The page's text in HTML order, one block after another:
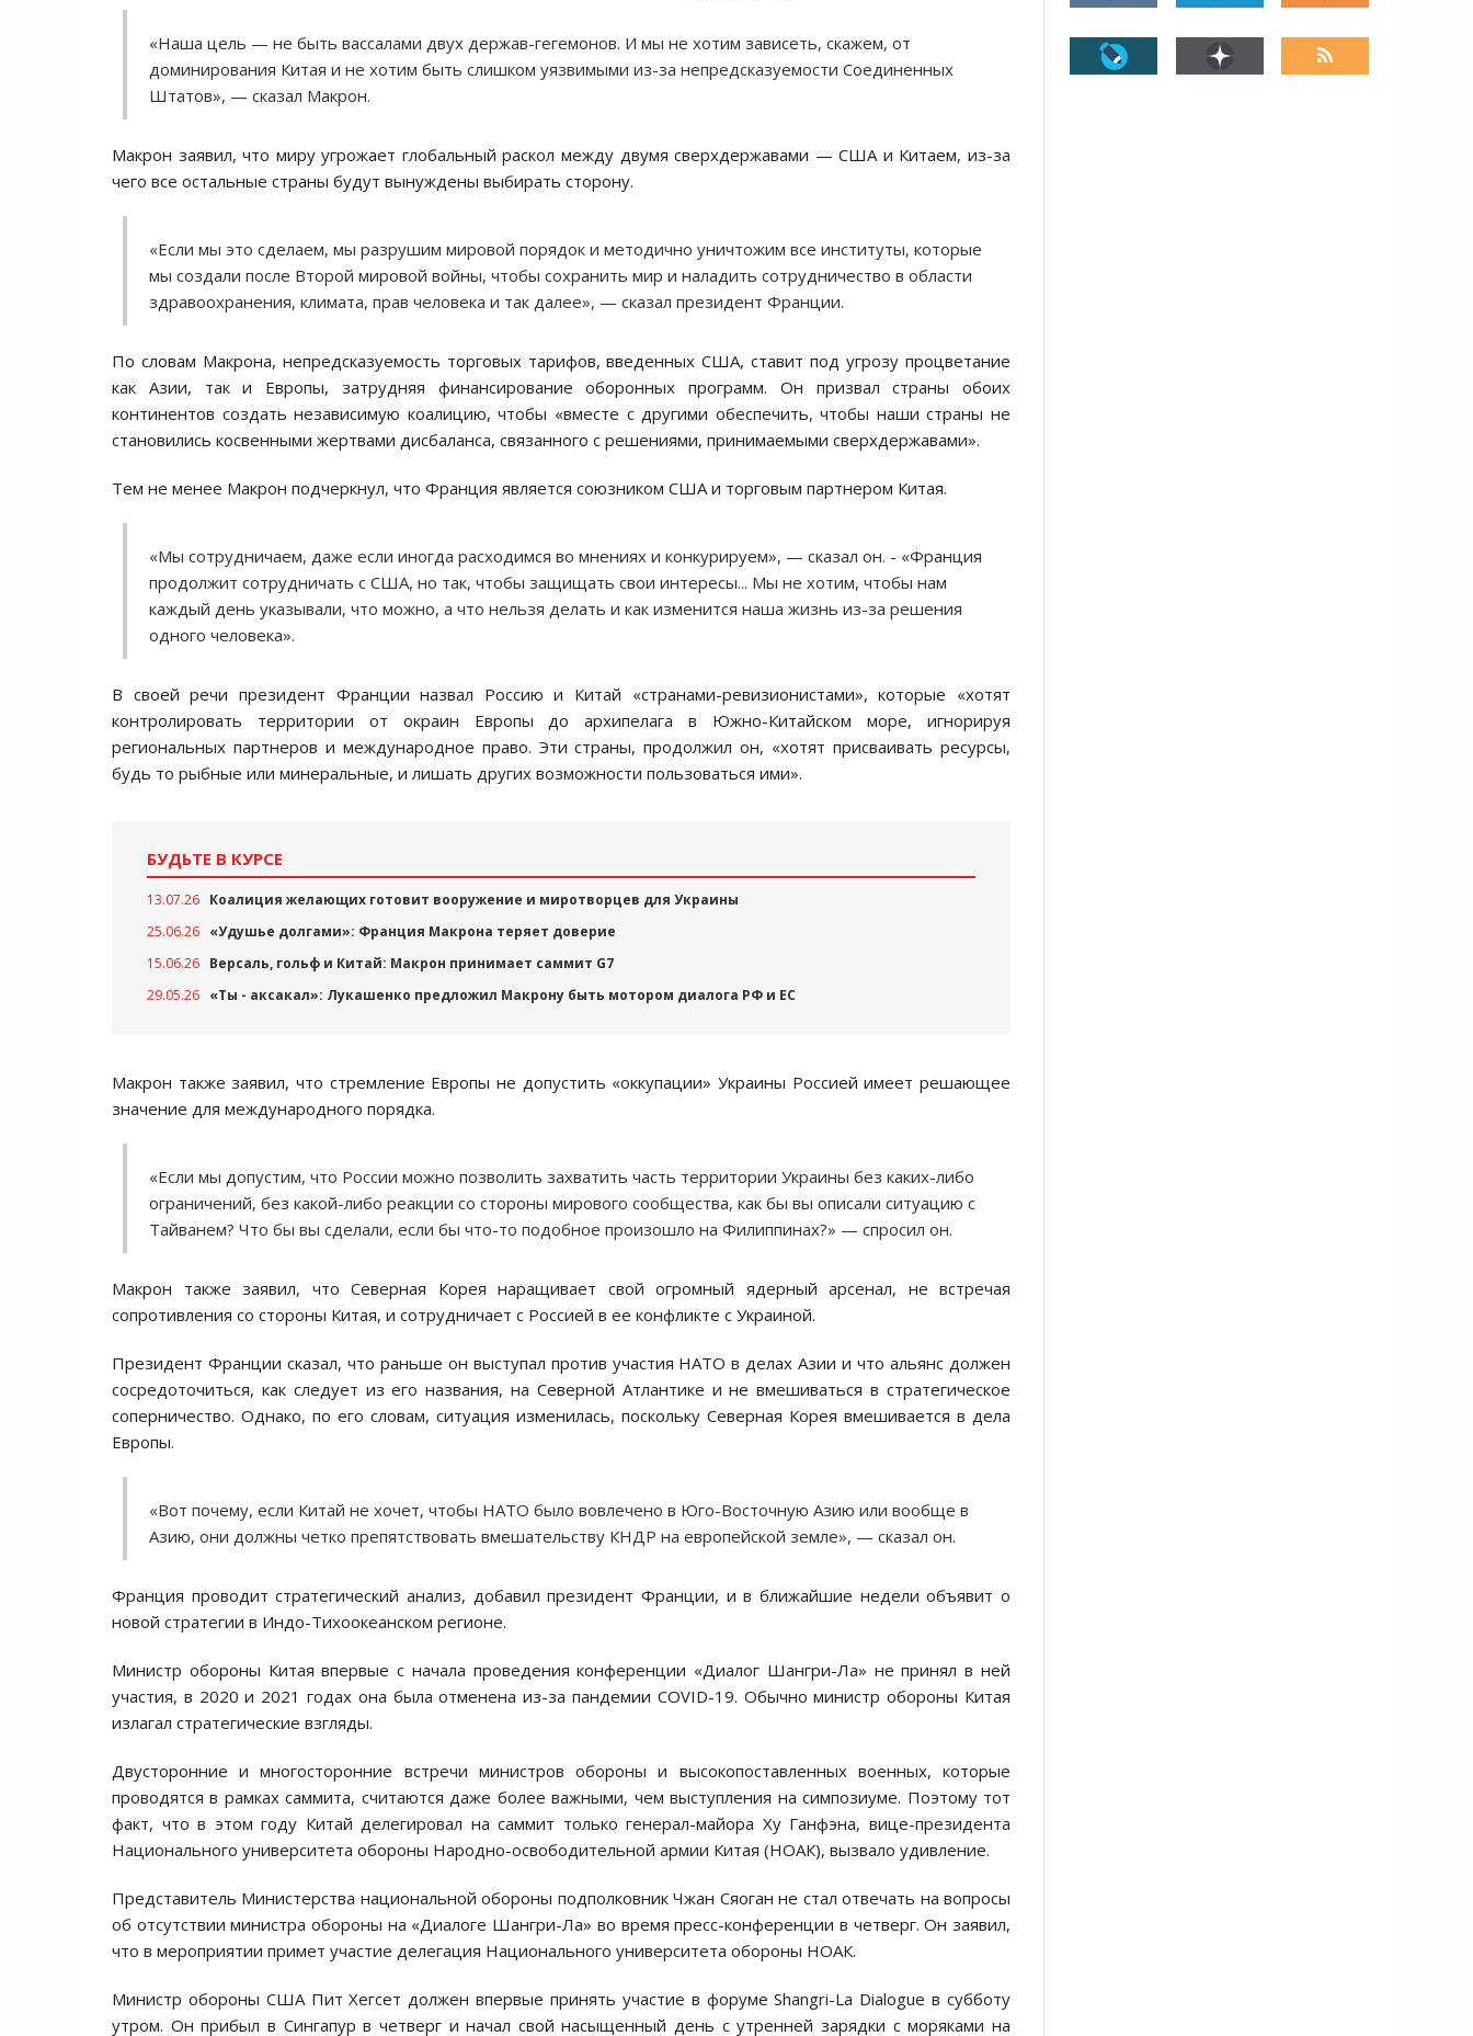
«Наша цель — не быть вассалами двух держав-гегемонов. И мы не хотим зависеть, скажем, от
доминирования Китая и не хотим быть слишком уязвимыми из-за непредсказуемости Соединенных
Штатов», — сказал Макрон.
Макрон заявил, что миру угрожает глобальный раскол между двумя сверхдержавами — США и Китаем, из-за
чего все остальные страны будут вынуждены выбирать сторону.
«Если мы это сделаем, мы разрушим мировой порядок и методично уничтожим все институты, которые
мы создали после Второй мировой войны, чтобы сохранить мир и наладить сотрудничество в области
здравоохранения, климата, прав человека и так далее», — сказал президент Франции.
По словам Макрона, непредсказуемость торговых тарифов, введенных США, ставит под угрозу процветание
как Азии, так и Европы, затрудняя финансирование оборонных программ. Он призвал страны обоих
континентов создать независимую коалицию, чтобы «вместе с другими обеспечить, чтобы наши страны не
становились косвенными жертвами дисбаланса, связанного с решениями, принимаемыми сверхдержавами».
Тем не менее Макрон подчеркнул, что Франция является союзником США и торговым партнером Китая.
«Мы сотрудничаем, даже если иногда расходимся во мнениях и конкурируем», — сказал он. - «Франция
продолжит сотрудничать с США, но так, чтобы защищать свои интересы... Мы не хотим, чтобы нам
каждый день указывали, что можно, а что нельзя делать и как изменится наша жизнь из-за решения
одного человека».
В своей речи президент Франции назвал Россию и Китай «странами-ревизионистами», которые «хотят
контролировать территории от окраин Европы до архипелага в Южно-Китайском море, игнорируя
региональных партнеров и международное право. Эти страны, продолжил он, «хотят присваивать ресурсы,
будь то рыбные или минеральные, и лишать других возможности пользоваться ими».
БУДЬТЕ В КУРСЕ
13.07.26 Коалиция желающих готовит вооружение и миротворцев для Украины
25.06.26 «Удушье долгами»: Франция Макрона теряет доверие
15.06.26 Версаль, гольф и Китай: Макрон принимает саммит G7
29.05.26 «Ты - аксакал»: Лукашенко предложил Макрону быть мотором диалога РФ и ЕС
Макрон также заявил, что стремление Европы не допустить «оккупации» Украины Россией имеет решающее
значение для международного порядка.
«Если мы допустим, что России можно позволить захватить часть территории Украины без каких-либо
ограничений, без какой-либо реакции со стороны мирового сообщества, как бы вы описали ситуацию с
Тайванем? Что бы вы сделали, если бы что-то подобное произошло на Филиппинах?» — спросил он.
Макрон также заявил, что Северная Корея наращивает свой огромный ядерный арсенал, не встречая
сопротивления со стороны Китая, и сотрудничает с Россией в ее конфликте с Украиной.
Президент Франции сказал, что раньше он выступал против участия НАТО в делах Азии и что альянс должен
сосредоточиться, как следует из его названия, на Северной Атлантике и не вмешиваться в стратегическое
соперничество. Однако, по его словам, ситуация изменилась, поскольку Северная Корея вмешивается в дела
Европы.
«Вот почему, если Китай не хочет, чтобы НАТО было вовлечено в Юго-Восточную Азию или вообще в
Азию, они должны четко препятствовать вмешательству КНДР на европейской земле», — сказал он.
Франция проводит стратегический анализ, добавил президент Франции, и в ближайшие недели объявит о
новой стратегии в Индо-Тихоокеанском регионе.
Министр обороны Китая впервые с начала проведения конференции «Диалог Шангри-Ла» не принял в ней
участия, в 2020 и 2021 годах она была отменена из-за пандемии COVID-19. Обычно министр обороны Китая
излагал стратегические взгляды.
Двусторонние и многосторонние встречи министров обороны и высокопоставленных военных, которые
проводятся в рамках саммита, считаются даже более важными, чем выступления на симпозиуме. Поэтому тот
факт, что в этом году Китай делегировал на саммит только генерал-майора Ху Ганфэна, вице-президента
Национального университета обороны Народно-освободительной армии Китая (НОАК), вызвало удивление.
Представитель Министерства национальной обороны подполковник Чжан Сяоган не стал отвечать на вопросы
об отсутствии министра обороны на «Диалоге Шангри-Ла» во время пресс-конференции в четверг. Он заявил,
что в мероприятии примет участие делегация Национального университета обороны НОАК.
Министр обороны США Пит Хегсет должен впервые принять участие в форуме Shangri-La Dialogue в субботу
утром. Он прибыл в Сингапур в четверг и начал свой насыщенный день с утренней зарядки с моряками на